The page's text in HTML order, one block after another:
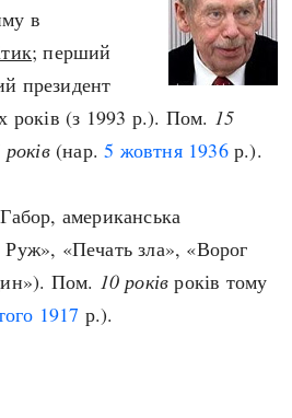
в
; перший
президент
років (з 1993 р.). Пом. 15
(нар.5 жовтня 1936р.).
американська
«Печать зла», «Ворог
Пом. 10 років років тому
1917 р.).